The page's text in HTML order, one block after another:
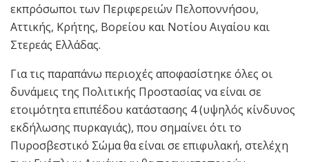
εκπρόσωποι των Περιφερειών Πελοποννήσου,
Αττικής, Κρήτης, Βορείου και Νοτίου Αιγαίου και
Στερεάς Ελλάδας.
Για τις παραπάνω περιοχές αποφασίστηκε όλες οι
δυνάμεις της Πολιτικής Προστασίας να είναι σε
ετοιμότητα επιπέδου κατάστασης 4 (υψηλός κίνδυνος
εκδήλωσης πυρκαγιάς), που σημαίνει ότι το
Πυροσβεστικό Σώμα θα είναι σε επιφυλακή, στελέχη